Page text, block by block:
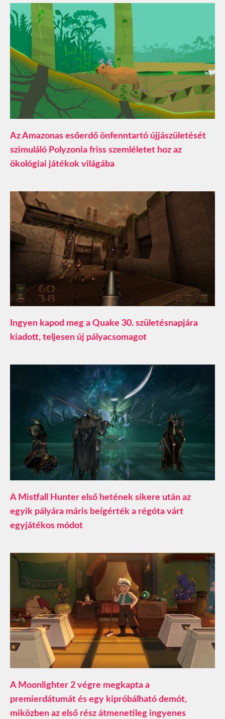
Az Amazonas esőerdő önfenntartó újjászületését
szimuláló Polyzonia friss szemléletet hoz az
ökológiai játékok világába
Ingyen kapod meg a Quake 30. születésnapjára
kiadott, teljesen új pályacsomagot
A Mistfall Hunter első hetének sikere után az
egyik pályára máris beígérték a régóta várt
egyjátékos módot
A Moonlighter 2 végre megkapta a
premierdátumát és egy kipróbálható demót,
miközben az első rész átmenetileg ingyenes